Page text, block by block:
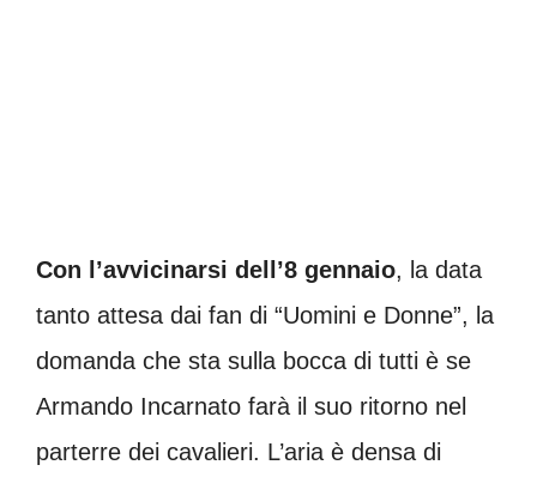
Con l’avvicinarsi dell’8 gennaio, la data
tanto attesa dai fan di “Uomini e Donne”, la
domanda che sta sulla bocca di tutti è se
Armando Incarnato farà il suo ritorno nel
parterre dei cavalieri. L’aria è densa di